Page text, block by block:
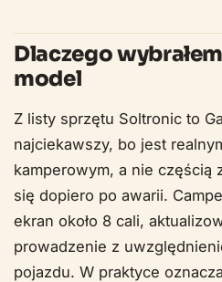
Dlaczego
model
Z listy sprzętu Soltronic to
najciekawszy, bo jest
kamperowym, a nie częścią
się dopiero po awarii.
ekran około 8 cali,
prowadzenie z
pojazdu. W praktyce